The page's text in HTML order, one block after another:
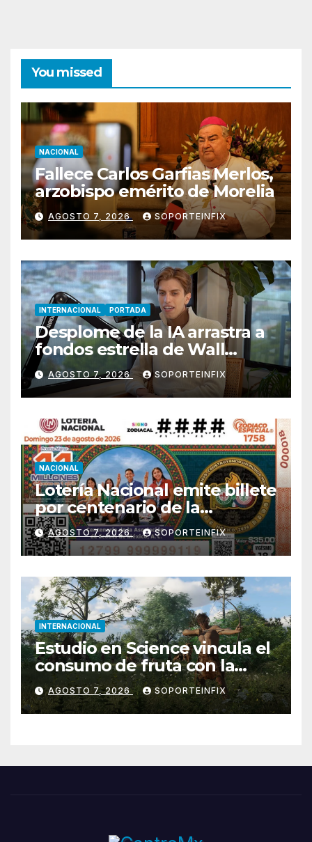
You missed
NACIONAL
Fallece Carlos Garfias Merlos,
arzobispo emérito de Morelia
AGOSTO 7, 2026 SOPORTEINFIX
INTERNACIONAL PORTADA
Desplome de la IA arrastra a
fondos estrella de Wall
Street
AGOSTO 7, 2026 SOPORTEINFIX
NACIONAL
Lotería Nacional emite billete
por centenario de la
Asociación de Scouts en
México
AGOSTO 7, 2026 SOPORTEINFIX
INTERNACIONAL
Estudio en Science vincula el
consumo de fruta con la
evolución del cerebro
humano
AGOSTO 7, 2026 SOPORTEINFIX